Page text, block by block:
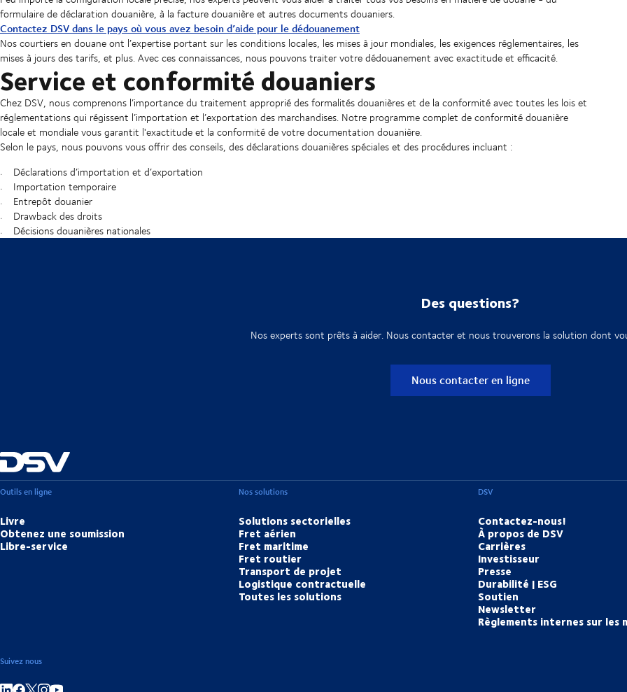
formulaire de déclaration douanière, à la facture douanière et autres documents douaniers.
Contactez DSV dans le pays où vous avez besoin d’aide pour le dédouanement
Nos courtiers en douane ont l’expertise portant sur les conditions locales, les mises à jour mondiales, les exigences réglementaires, les
mises à jours des tarifs, et plus. Avec ces connaissances, nous pouvons traiter votre dédouanement avec exactitude et efficacité.
Service et conformité douaniers
Chez DSV, nous comprenons l’importance du traitement approprié des formalités douanières et de la conformité avec toutes les lois et
réglementations qui régissent l’importation et l’exportation des marchandises. Notre programme complet de conformité douanière
locale et mondiale vous garantit l'exactitude et la conformité de votre documentation douanière.
Selon le pays, nous pouvons vous offrir des conseils, des déclarations douanières spéciales et des procédures incluant :
Déclarations d’importation et d’exportation
Importation temporaire
Entrepôt douanier
Drawback des droits
Décisions douanières nationales
Des questions?
Nos experts sont prêts à aider. Nous contacter et nous trouverons la solution dont
Nous contacter en ligne
Outils en ligne
Livre
Obtenez une soumission
Libre-service
Nos solutions
Solutions sectorielles
Fret aérien
Fret maritime
Fret routier
Transport de projet
Logistique contractuelle
Toutes les solutions
DSV
Contactez-nous!
À propos de DSV
Carrières
Investisseur
Presse
Durabilité | ESG
Soutien
Newsletter
Règlements internes sur les
Suivez nous